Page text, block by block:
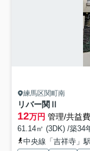
練馬区関町南
リバー関Ⅱ
12万円 管理/共益
61.14㎡ (3DK) /築34
中央線「吉祥寺」